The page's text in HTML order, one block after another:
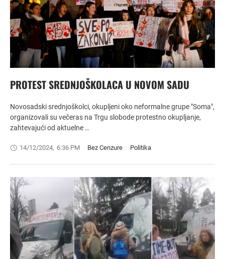
PROTEST SREDNJOŠKOLACA U NOVOM SADU
Novosadski srednjoškolci, okupljeni oko neformalne grupe "Soma",
organizovali su večeras na Trgu slobode protestno okupljanje,
zahtevajući od aktuelne …
14/12/2024, 6:36 PM Bez Cenzure Politika